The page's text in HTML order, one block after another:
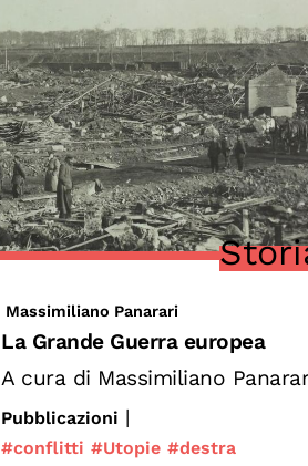
Massimiliano Panarari
La Grande Guerra europea
A cura di Massimiliano
Pubblicazioni |
#conflitti #Utopie #destra